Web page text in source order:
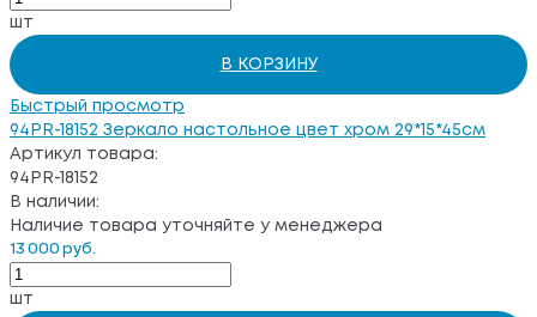
шт
В КОРЗИНУ
Быстрый просмотр
94PR-18152 Зеркало настольное цвет хром 29*15*45cм
Артикул товара:
94PR-18152
В наличии:
Наличие товара уточняйте у менеджера
13 000 руб.
шт